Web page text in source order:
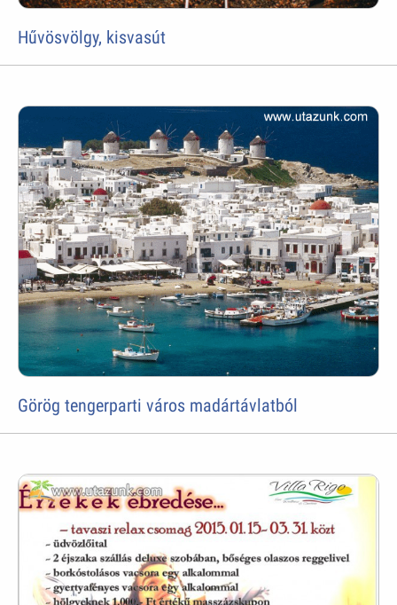
Hűvösvölgy, kisvasút
Görög tengerparti város madártávlatból